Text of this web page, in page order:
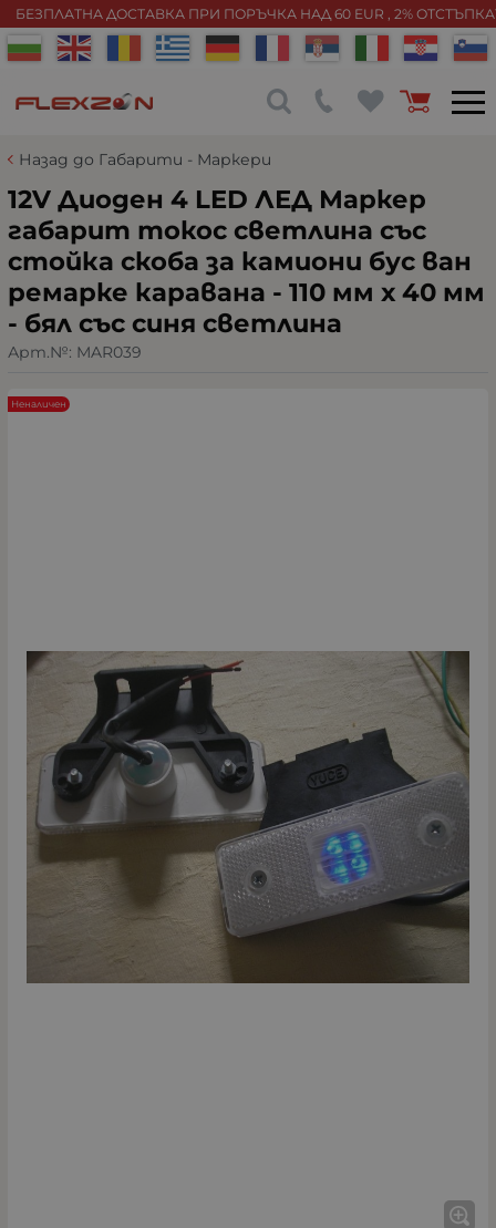
БЕЗПЛАТНА ДОСТАВКА ПРИ ПОРЪЧКА НАД 60 EUR , 2%
Назад до Габарити - Маркери
12V Диоден 4 LED ЛЕД Маркер
габарит токос светлина със
стойка скоба за камиони бус ван
ремарке каравана - 110 мм х 40 мм
- бял със синя светлина
Арт.№: MAR039
Неналичен